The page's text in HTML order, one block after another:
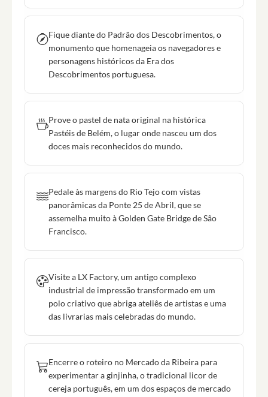
Fique diante do Padrão dos Descobrimentos, o
monumento que homenageia os navegadores e
personagens históricos da Era dos
Descobrimentos portuguesa.
Prove o pastel de nata original na histórica
Pastéis de Belém, o lugar onde nasceu um dos
doces mais reconhecidos do mundo.
Pedale às margens do Rio Tejo com vistas
panorâmicas da Ponte 25 de Abril, que se
assemelha muito à Golden Gate Bridge de São
Francisco.
Visite a LX Factory, um antigo complexo
industrial de impressão transformado em um
polo criativo que abriga ateliês de artistas e uma
das livrarias mais celebradas do mundo.
Encerre o roteiro no Mercado da Ribeira para
experimentar a ginjinha, o tradicional licor de
cereja português, em um dos espaços de mercado